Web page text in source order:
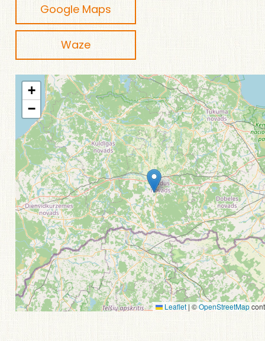
Google Maps
Waze
+
−
Leaflet | ©OpenStreetMap